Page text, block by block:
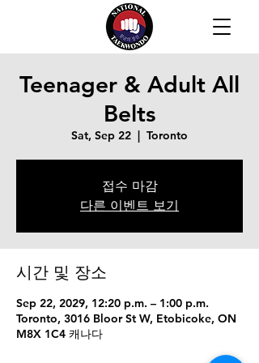
Teenager & Adult All
Belts
Sat, Sep 22
  |
Toronto
접수 마감
다른 이벤트 보기
시간 및 장소
Sep 22, 2029, 12:20 p.m. – 1:00 p.m.
Toronto, 3016 Bloor St W, Etobicoke, ON
M8X 1C4 캐나다